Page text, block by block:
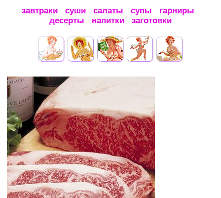
завтраки суши салаты супы
гарниры
десерты
напитки заготовки